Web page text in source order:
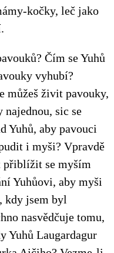
kočky, leč jako
Čím se Yuhů
vyhubí?
můžeš živit pavouky,
najednou, sic se
Yuhů, aby pavouci
i myši? Vpravdě
přiblížit se myším
Yuhůovi, aby myši
kdy jsem byl
nasvědčuje tomu,
Yuhů Laugardagur